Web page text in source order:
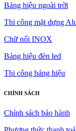
Bảng hiệu ngoài trời
Thi công mặt dựng
Chữ nổi INOX
Bảng hiệu đèn led
Thi công bảng hiệu
CHÍNH SÁCH
Chính sách bảo hành